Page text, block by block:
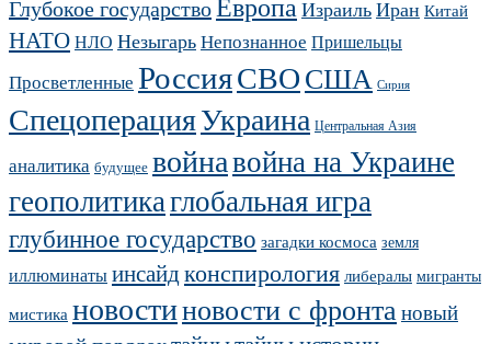
Глубокое государство ИзраильИран Китай
НАТОНЛО НезыгарьНепознанное Пришельцы
Просветленные РоссияСВОСША Сирия
СпецоперацияУкраина Центральная Азия
аналитика будущее войнавойна на Украине
геополитикаглобальная игра
глубинное государство загадки космоса земля
иллюминатыинсайдконспирология либералы мигранты
мистика новостиновости с фронтановый